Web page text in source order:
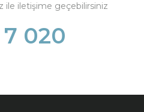
ile iletişime geçebilirsiniz
020